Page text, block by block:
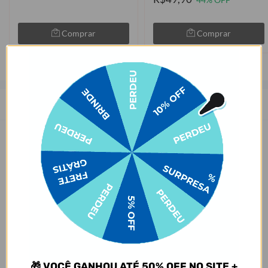
Comprar Comprar
As capinhas para celular da Gocase deixam o seu smartphone a sua
cara. São mais de 1000 estampas exclusivas, produzidas com alta
qualidade de impressão, garantindo cores vivas e completa
aderência. Com material qualificado, protegem o seu smartphone
contra impactos, arranhões e sujeira ocasionados no cotidiano.
Sobre o amarelamento da capinha, nossa capinha tem como
matéria-prima principal o TPU transparente e maleável, que pode
amarelar com o tempo por meio de um processo natural de uso do
produto. Porém, o nível de amarelecimento depende
estará inserida, pois seja por mudanças de temperatura e/ou